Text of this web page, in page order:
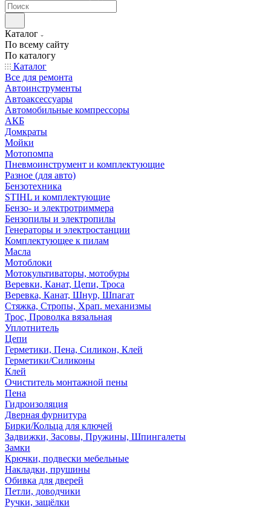
Каталог
По всему сайту
По каталогу
Каталог
Все для ремонта
Автоинструменты
Автоаксессуары
Автомобильные компрессоры
АКБ
Домкраты
Мойки
Мотопомпа
Пневмоинструмент и комплектующие
Разное (для авто)
Бензотехника
STIHL и комплектующие
Бензо- и электротриммера
Бензопилы и электропилы
Генераторы и электростанции
Комплектующее к пилам
Масла
Мотоблоки
Мотокультиваторы, мотобуры
Веревки, Канат, Цепи, Троса
Веревка, Канат, Шнур, Шпагат
Стяжка, Стропы, Храп. механизмы
Трос, Проволка вязальная
Уплотнитель
Цепи
Герметики, Пена, Силикон, Клей
Герметики/Силиконы
Клей
Очиститель монтажной пены
Пена
Гидроизоляция
Дверная фурнитура
Бирки/Кольца для ключей
Задвижки, Засовы, Пружины, Шпингалеты
Замки
Крючки, подвески мебельные
Накладки, прушины
Обивка для дверей
Петли, доводчики
Ручки, защёлки